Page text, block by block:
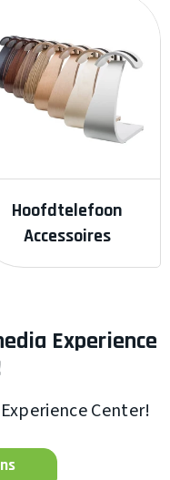
Hoofdtelefoon
Accessoires
Experience
Center!